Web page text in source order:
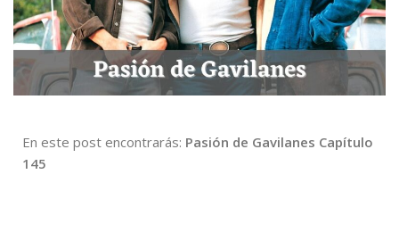
En este post encontrarás: Pasión de Gavilanes Capítulo
145